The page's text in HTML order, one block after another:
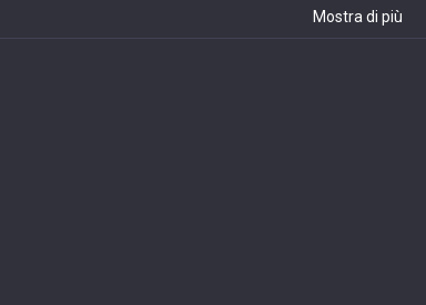
Mostra di più